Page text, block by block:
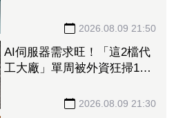
2026.08.09 21:50
AI伺服器需求旺！「這2檔代
工大廠」單周被外資狂掃14.5
2026.08.09 21:30